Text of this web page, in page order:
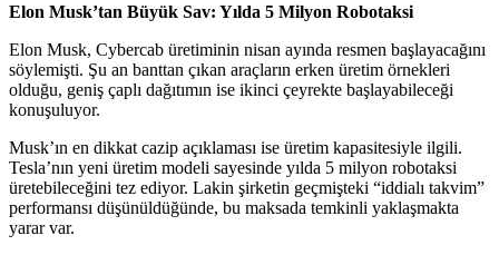
Elon Musk’tan Büyük Sav: Yılda 5 Milyon Robotaksi
Elon Musk, Cybercab üretiminin nisan ayında resmen başlayacağını
söylemişti. Şu an banttan çıkan araçların erken üretim örnekleri
olduğu, geniş çaplı dağıtımın ise ikinci çeyrekte başlayabileceği
konuşuluyor.
Musk’ın en dikkat cazip açıklaması ise üretim kapasitesiyle ilgili.
Tesla’nın yeni üretim modeli sayesinde yılda 5 milyon robotaksi
üretebileceğini tez ediyor. Lakin şirketin geçmişteki “iddialı takvim”
performansı düşünüldüğünde, bu maksada temkinli yaklaşmakta
yarar var.